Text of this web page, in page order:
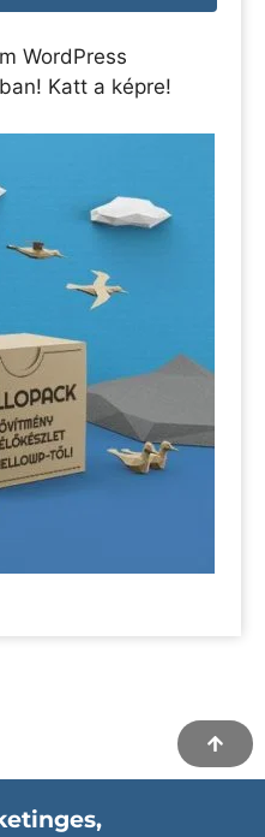
WordPress
Katt a képre!